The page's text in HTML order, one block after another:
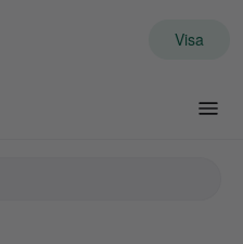
Visa